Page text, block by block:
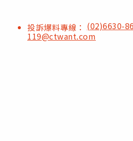
投訴爆料專線： (02)6630-
119@ctwant.com